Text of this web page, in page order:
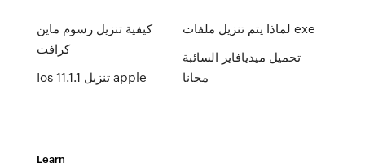
كيفية تنزيل رسوم ماين
كرافت
Ios 11.1.1 تنزيل apple
لماذا يتم تنزيل ملفات exe
تحميل ميديافاير السائبة
مجانا
Learn